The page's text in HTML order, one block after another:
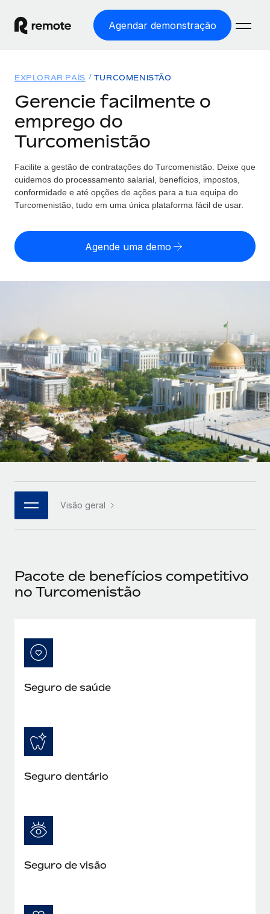
Agendar demonstração
EMPREGO GLOBAL
Processamento Salarial
Employer of Record
Expanda globalmente sem custos de constituição de
entidades
Integra e gere trabalhadores independentes
Perguntar a um especialista
Obtenha apoio especializado em RH e
conformidade globais
Soluções
Explorador de países
Encontra apoio para emprego global por país
Comparar a Remote
CASE STUDIES
Preçário
Português (Portugal)
English
Nederlands
Deutsch
Español
Italiano
Português (Portugal)
日本語
Início de sessão
EXPLORAR PAÍS TURCOMENISTÃO
Gerencie facilmente o
emprego do
Turcomenistão
Facilite a gestão de contratações do Turcomenistão. Deixe que
cuidemos do processamento salarial, benefícios, impostos,
conformidade e até opções de ações para a tua equipa do
Turcomenistão, tudo em uma única plataforma fácil de usar.
Agende uma demo
Visão geral
Pacote de benefícios competitivo
no Turcomenistão
Seguro de saúde
Seguro dentário
Seguro de visão